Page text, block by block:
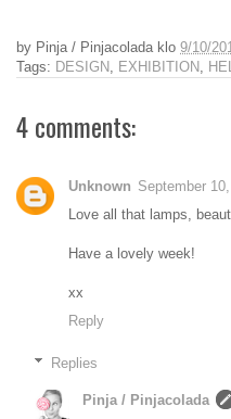
by Pinja / Pinjacolada klo 9/10/
Tags: DESIGN, EXHIBITION,
4 comments:
Unknown September
Love all that lamps,
Have a lovely week!
xx
Reply
Replies
Pinja / Pinjacolada